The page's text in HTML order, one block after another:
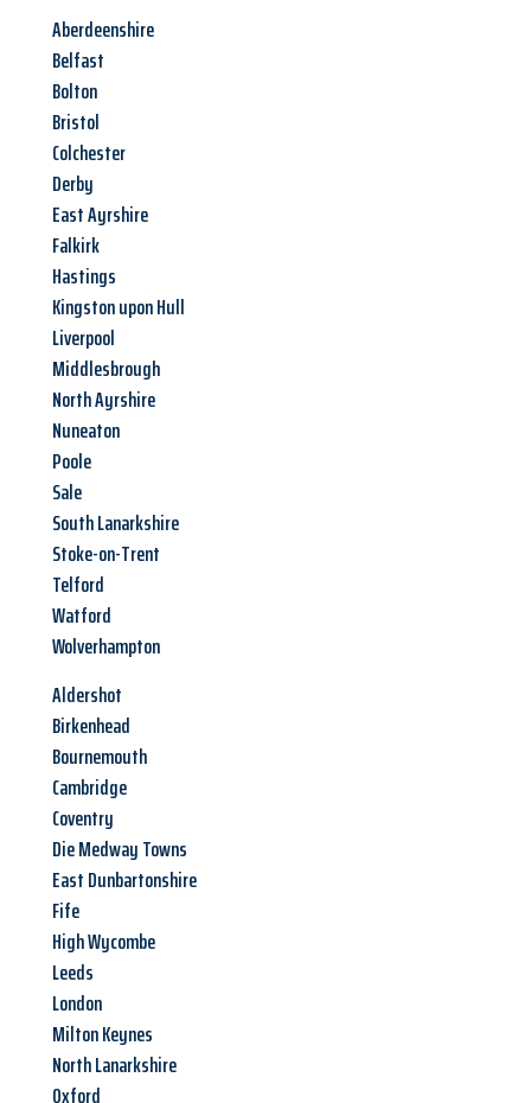
Aberdeenshire
Belfast
Bolton
Bristol
Colchester
Derby
East Ayrshire
Falkirk
Hastings
Kingston upon Hull
Liverpool
Middlesbrough
North Ayrshire
Nuneaton
Poole
Sale
South Lanarkshire
Stoke-on-Trent
Telford
Watford
Wolverhampton
Aldershot
Birkenhead
Bournemouth
Cambridge
Coventry
Die Medway Towns
East Dunbartonshire
Fife
High Wycombe
Leeds
London
Milton Keynes
North Lanarkshire
Oxford